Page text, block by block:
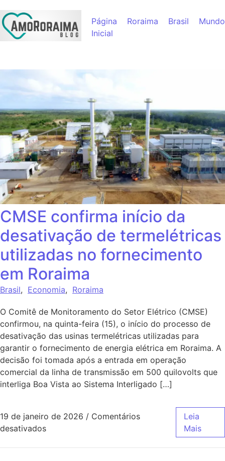
Página
Inicial
Roraima Brasil Mundo
CMSE confirma início da
desativação de termelétricas
utilizadas no fornecimento
em Roraima
Brasil, Economia, Roraima
O Comitê de Monitoramento do Setor Elétrico (CMSE)
confirmou, na quinta-feira (15), o início do processo de
desativação das usinas termelétricas utilizadas para
garantir o fornecimento de energia elétrica em Roraima. A
decisão foi tomada após a entrada em operação
comercial da linha de transmissão em 500 quilovolts que
interliga Boa Vista ao Sistema Interligado […]
19 de janeiro de 2026 / Comentários
desativados
Leia
Mais